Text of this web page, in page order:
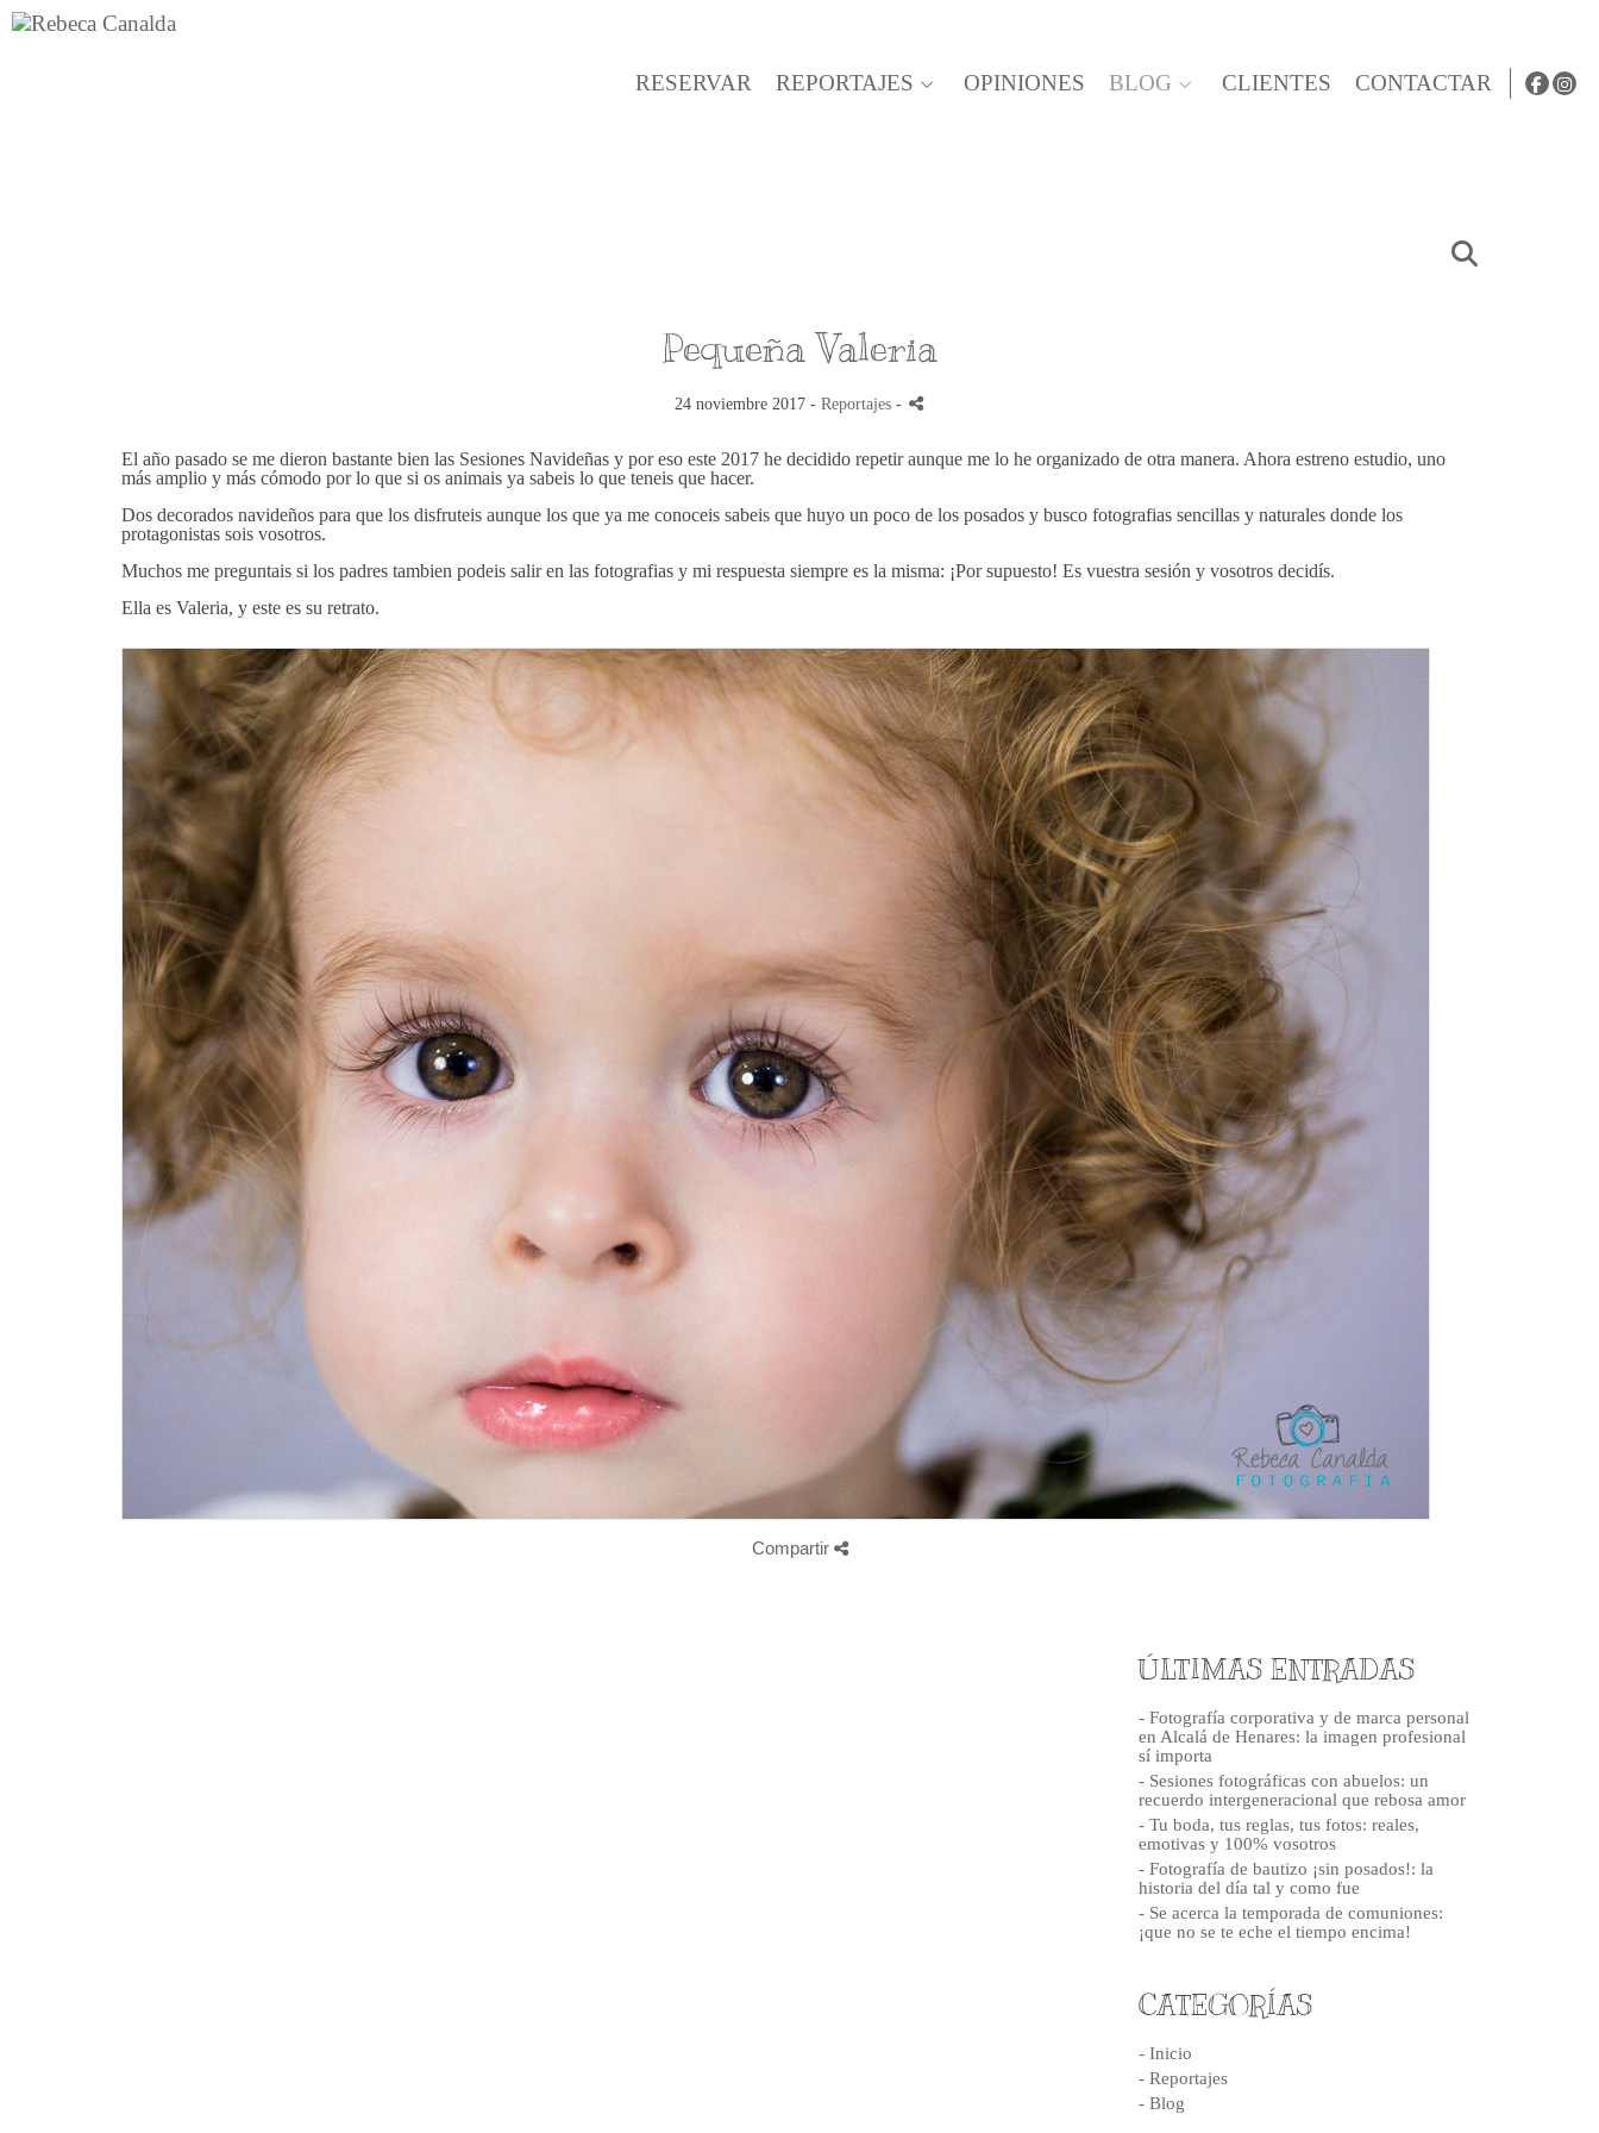
RESERVAR REPORTAJES OPINIONES BLOG CLIENTES CONTACTAR
Pequeña Valeria
24 noviembre 2017 - Reportajes-
El año pasado se me dieron bastante bien las Sesiones Navideñas y por eso este 2017 he decidido repetir aunque me lo he organizado de otra manera. Ahora estreno estudio, uno
más amplio y más cómodo por lo que si os animais ya sabeis lo que teneis que hacer.
Dos decorados navideños para que los disfruteis aunque los que ya me conoceis sabeis que huyo un poco de los posados y busco fotografias sencillas y naturales donde los
protagonistas sois vosotros.
Muchos me preguntais si los padres tambien podeis salir en las fotografias y mi respuesta siempre es la misma: ¡Por supuesto! Es vuestra sesión y vosotros decidís.
Ella es Valeria, y este es su retrato.
Compartir
ÚLTIMAS ENTRADAS
- Fotografía corporativa y de marca personal
en Alcalá de Henares: la imagen profesional
sí importa
- Sesiones fotográficas con abuelos: un
recuerdo intergeneracional que rebosa amor
- Tu boda, tus reglas, tus fotos: reales,
emotivas y 100% vosotros
- Fotografía de bautizo ¡sin posados!: la
historia del día tal y como fue
- Se acerca la temporada de comuniones:
¡que no se te eche el tiempo encima!
CATEGORÍAS
- Inicio
- Reportajes
- Blog